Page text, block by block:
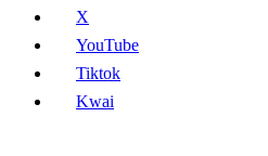
X
YouTube
Tiktok
Kwai